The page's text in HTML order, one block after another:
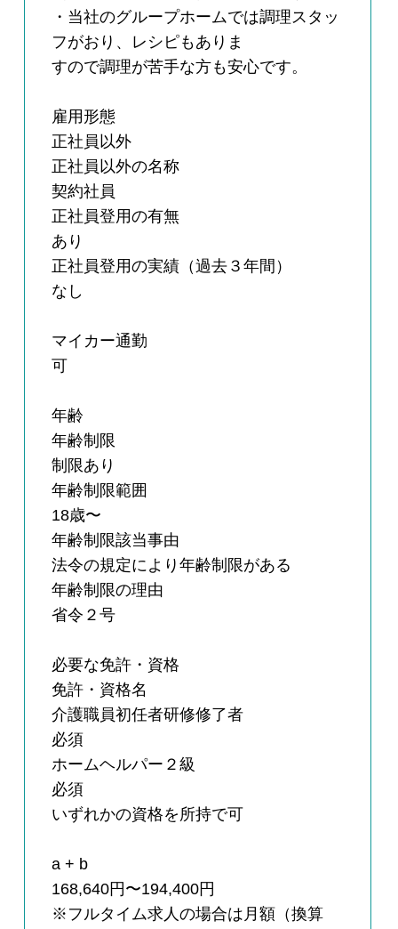
・当社のグループホームでは調理スタッ
フがおり、レシピもありま
すので調理が苦手な方も安心です。
雇用形態
正社員以外
正社員以外の名称
契約社員
正社員登用の有無
あり
正社員登用の実績（過去３年間）
なし
マイカー通勤
可
年齢
年齢制限
制限あり
年齢制限範囲
18歳〜
年齢制限該当事由
法令の規定により年齢制限がある
年齢制限の理由
省令２号
必要な免許・資格
免許・資格名
介護職員初任者研修修了者
必須
ホームヘルパー２級
必須
いずれかの資格を所持で可
a + b
168,640円〜194,400円
※フルタイム求人の場合は月額（換算